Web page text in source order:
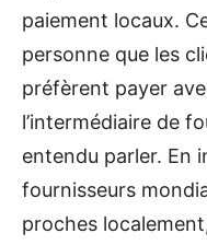
paiement locaux.
personne que les
préfèrent payer
l’intermédiaire de
entendu parler. En
fournisseurs
proches